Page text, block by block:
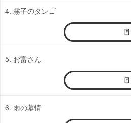
4. 霧子のタンゴ
5. お富さん
6. 雨の慕情